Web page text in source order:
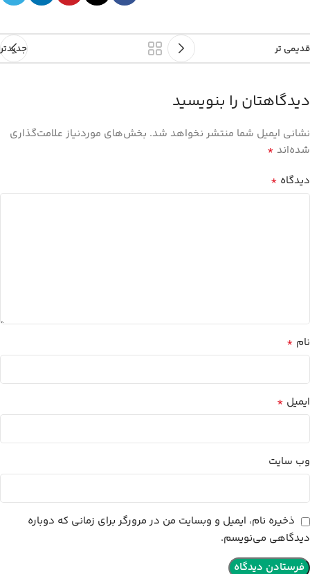
جدیدتر قدیمی تر
دیدگاهتان را بنویسید
نشانی ایمیل شما منتشر نخواهد شد. بخش‌های موردنیاز علامت‌گذاری
شده‌اند *
دیدگاه *
نام *
ایمیل *
وب‌ سایت
ذخیره نام، ایمیل و وبسایت من در مرورگر برای زمانی که دوباره
دیدگاهی می‌نویسم.